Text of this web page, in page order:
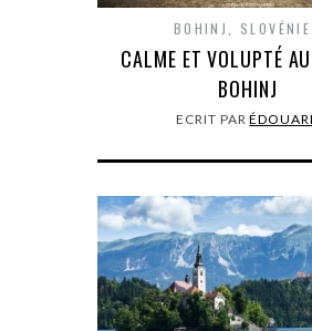
BOHINJ SLOVÉNIE
CALME ET VOLUPTÉ
BOHINJ
ECRIT PAR